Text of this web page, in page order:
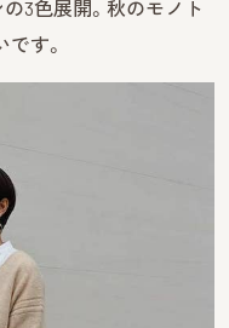
の3色展開。秋のモノト
す。